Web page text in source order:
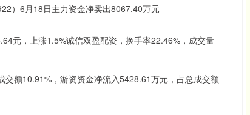
元，上涨1.5%诚信双盈配资，换手率22.46%，成交量
额10.91%，游资资金净流入5428.61万元，占总成交额